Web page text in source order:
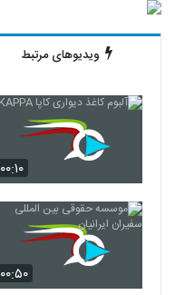
ویدیوهای مرتبط
۰۰:۱۰
۰۰:۵۰